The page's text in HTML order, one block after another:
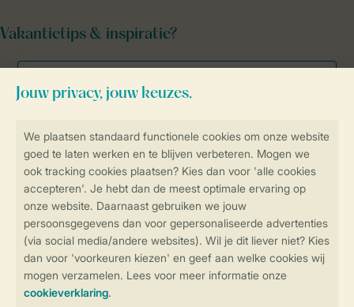
Controle over jouw gegevens &
Veilig en snel online boeken
Veilige gegevensoverdracht
Veilige betaling
Vakantietips & inspiratie?